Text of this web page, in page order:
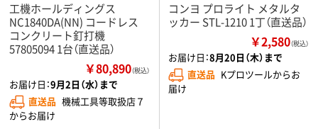
工機ホールディングス
NC1840DA(NN) コードレス
コンクリート釘打機
57805094 1台（直送品）
￥80,890（税込）
お届け日：9月2日（水）まで
直送品 機械工具等取扱店７
からお届け
コンヨ プロライト メタルタ
ッカー STL-1210 1丁（直送品）
￥2,580（税込）
お届け日：8月20日（木）まで
直送品 Kプロツールからお
届け